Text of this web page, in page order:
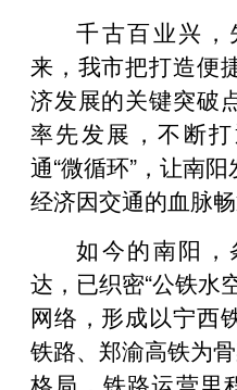
千古百业兴，
来，我市把打造便
济发展的关键突破
率先发展，不断
通“微循环”，让南
经济因交通的血脉畅
如今的南阳，
达，已织密“公铁水
网络，形成以宁西
铁路、郑渝高铁为
格局，铁路运营里